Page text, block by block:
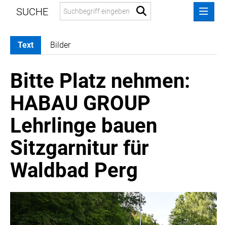
MELDUNGEN
ATOMBODY
ATELIER JUNGWIRTH
BAIN & COMPANY
CROWE SOT
DIE UMSETZER
EGGERS & FRANKE ÖSTERREICH
FAS RESEARCH
HABAU GROUP
Text Bilder
Bitte Platz nehmen:
HABAU GROUP
Lehrlinge bauen
Sitzgarnitur für
Waldbad Perg